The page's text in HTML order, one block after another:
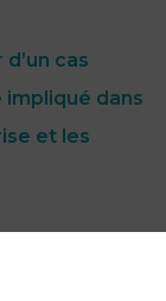
cas
impliqué dans
et les
prêt que